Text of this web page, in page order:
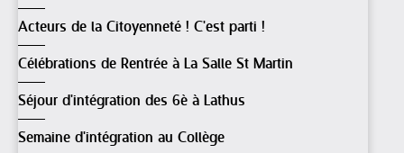
Acteurs de la Citoyenneté ! C'est parti !
Célébrations de Rentrée à La Salle St Martin
Séjour d'intégration des 6è à Lathus
Semaine d'intégration au Collège